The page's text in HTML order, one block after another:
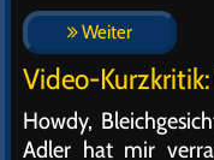
Weiter
Video-
Howdy,
Adler hat mir